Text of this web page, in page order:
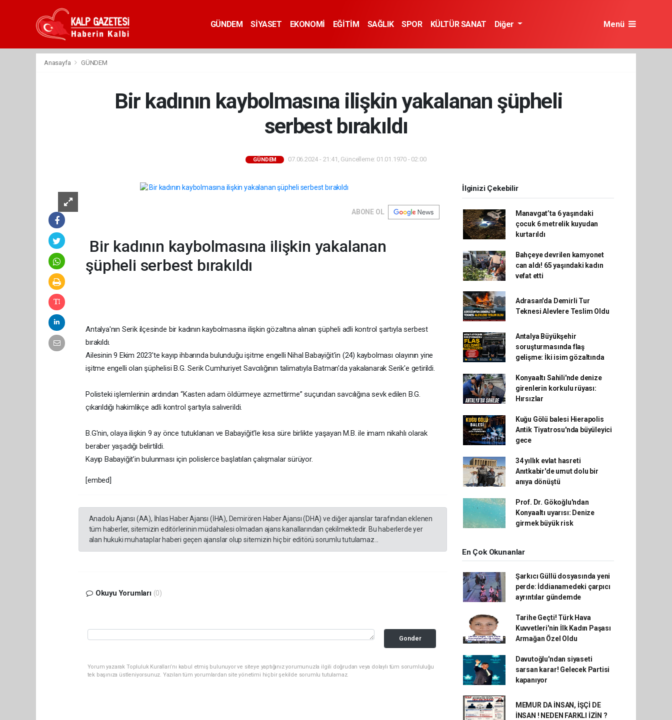
GÜNDEM SİYASET EKONOMİ EĞİTİM SAĞLIK SPOR KÜLTÜR SANAT Diğer Menü
Anasayfa GÜNDEM
Bir kadının kaybolmasına ilişkin yakalanan şüpheli
serbest bırakıldı
GÜNDEM 07.06.2024 - 21:41, Güncelleme: 01.01.1970 - 02:00
ABONE OL
Bir kadının kaybolmasına ilişkin yakalanan
şüpheli serbest bırakıldı
Antalya'nın Serik ilçesinde bir kadının kaybolmasına ilişkin gözaltına alınan şüpheli adli kontrol şartıyla serbest
bırakıldı.
Ailesinin 9 Ekim 2023'te kayıp ihbarında bulunduğu işitme engelli Nihal Babayiğit'in (24) kaybolması olayının yine
işitme engelli olan şüphelisi B.G. Serik Cumhuriyet Savcılığının talimatıyla Batman'da yakalanarak Serik'e getirildi.
Polisteki işlemlerinin ardından “Kasten adam öldürmeye azmettirme” suçundan savcılığına sevk edilen B.G.
çıkarıldığı hakimlikçe adli kontrol şartıyla salıverildi.
B.G'nin, olaya ilişkin 9 ay önce tutuklanan ve Babayiğit'le kısa süre birlikte yaşayan M.B. ile imam nikahlı olarak
beraber yaşadığı belirtildi.
Kayıp Babayiğit’in bulunması için polislerce başlatılan çalışmalar sürüyor.
[embed]
Anadolu Ajansı (AA), İhlas Haber Ajansı (İHA), Demirören Haber Ajansı (DHA) ve diğer ajanslar tarafından eklenen
tüm haberler, sitemizin editörlerinin müdahalesi olmadan ajans kanallarından çekilmektedir. Bu haberlerde yer
alan hukuki muhataplar haberi geçen ajanslar olup sitemizin hiç bir editörü sorumlu tutulamaz...
Okuyu Yorumları (0)
Gonder
Yorum yazarak Topluluk Kuralları’nı kabul etmiş bulunuyor ve siteye yaptığınız yorumunuzla ilgili doğrudan veya dolaylı tüm sorumluluğu
tek başınıza üstleniyorsunuz. Yazılan tüm yorumlardan site yönetimi hiçbir şekilde sorumlu tutulamaz.
İlginizi Çekebilir
Manavgat’ta 6 yaşındaki
çocuk 6 metrelik kuyudan
kurtarıldı
Bahçeye devrilen kamyonet
can aldı! 65 yaşındaki kadın
vefat etti
Adrasan'da Demirli Tur
Teknesi Alevlere Teslim Oldu
Antalya Büyükşehir
soruşturmasında flaş
gelişme: İki isim gözaltında
Konyaaltı Sahili'nde denize
girenlerin korkulu rüyası:
Hırsızlar
Kuğu Gölü balesi Hierapolis
Antik Tiyatrosu'nda büyüleyici
gece
34 yıllık evlat hasreti
Anıtkabir'de umut dolu bir
anıya dönüştü
Prof. Dr. Gökoğlu'ndan
Konyaaltı uyarısı: Denize
girmek büyük risk
En Çok Okunanlar
Şarkıcı Güllü dosyasında yeni
perde: İddianamedeki çarpıcı
ayrıntılar gündemde
Tarihe Geçti! Türk Hava
Kuvvetleri'nin İlk Kadın Paşası
Armağan Özel Oldu
Davutoğlu'ndan siyaseti
sarsan karar! Gelecek Partisi
kapanıyor
MEMUR DA İNSAN, İŞÇİ DE
İNSAN ! NEDEN FARKLI İZİN ?